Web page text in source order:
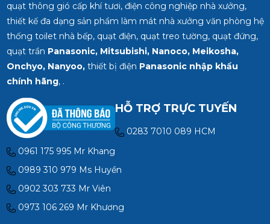
quạt thông gió cấp khí tươi, điện công nghiệp nhà xưởng,
thiết kế đa dạng sản phẩm làm mát nhà xưởng văn phòng hệ
thống toilet nhà bếp, quạt điện, quạt treo tường, quạt đứng,
quạt trần Panasonic, Mitsubishi, Nanoco, Meikosha,
Onchyo, Nanyoo,thiết bị điện Panasonic nhập khẩu
chính hãng, .
HỖ TRỢ TRỰC TUYẾN
0283 7010 089 HCM
0961 175 995 Mr Khang
0989 310 979 Ms Huyền
0902 303 733 Mr Viên
0973 106 269 Mr Khương